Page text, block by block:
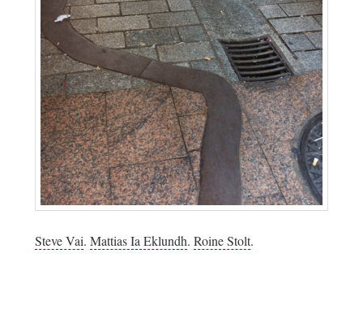
Steve Vai. Mattias Ia Eklundh. Roine Stolt.